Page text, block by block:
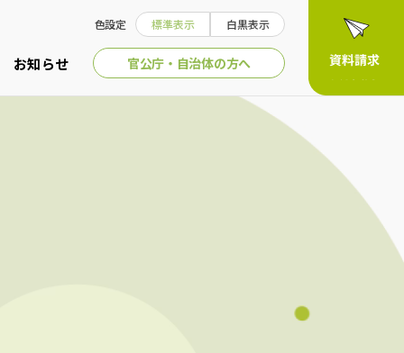
お知らせ 官公庁・自治体の方へ
色設定 標準表示 白黒表示